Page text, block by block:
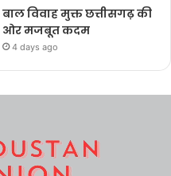
बाल विवाह मुक्त छत्तीसगढ़ की
ओर मजबूत कदम
4 days ago